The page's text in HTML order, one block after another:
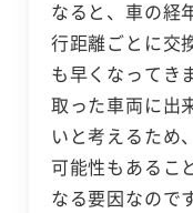
なると、車の経
行距離ごとに交
も早くなってき
取った車両に出
いと考えるため
可能性もあるこ
なる要因なので